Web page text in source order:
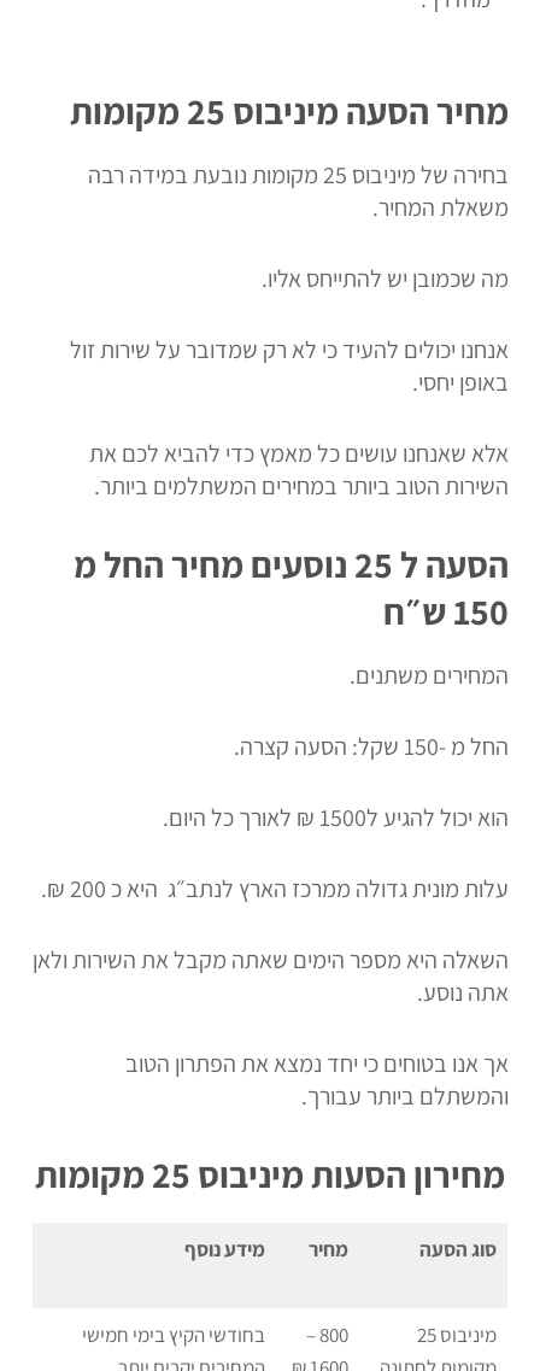
מחיר הסעה מיניבוס 25 מקומות
בחירה של מיניבוס 25 מקומות נובעת במידה רבה
משאלת המחיר.
מה שכמובן יש להתייחס אליו.
אנחנו יכולים להעיד כי לא רק שמדובר על שירות זול
באופן יחסי.
אלא שאנחנו עושים כל מאמץ כדי להביא לכם את
השירות הטוב ביותר במחירים המשתלמים ביותר.
הסעה ל 25 נוסעים מחיר החל מ
150 ש״ח
המחירים משתנים.
החל מ -150 שקל: הסעה קצרה.
הוא יכול להגיע ל1500 ₪ לאורך כל היום.
עלות מונית גדולה ממרכז הארץ לנתב״ג היא כ 200 ₪.
השאלה היא מספר הימים שאתה מקבל את השירות ולאן
אתה נוסע.
אך אנו בטוחים כי יחד נמצא את הפתרון הטוב
והמשתלם ביותר עבורך.
מחירון הסעות מיניבוס 25 מקומות
סוג הסעה מחיר מידע נוסף
מיניבוס 25
800 –
בחודשי הקיץ בימי חמישי